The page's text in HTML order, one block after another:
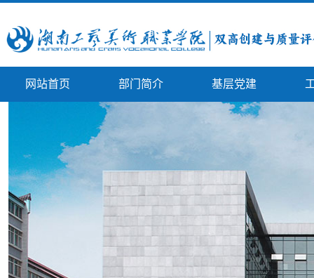
网站首页 部门简介 基层党建